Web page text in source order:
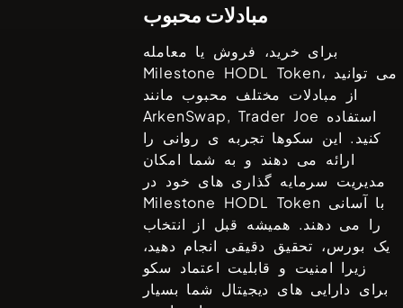
مبادلات محبوب
برای خرید، فروش یا معامله
Milestone HODL Token، می توانید
از مبادلات مختلف محبوب مانند
ArkenSwap, Trader Joe
کنید. این سکوها تجربه ی روانی را
ارائه می دهند و به شما امکان
مدیریت سرمایه گذاری های خود در
Milestone HODL Token
را می دهند. همیشه قبل از انتخاب
یک بورس، تحقیق دقیقی انجام دهید،
زیرا امنیت و قابلیت اعتماد سکو
برای دارایی های دیجیتال شما بسیار